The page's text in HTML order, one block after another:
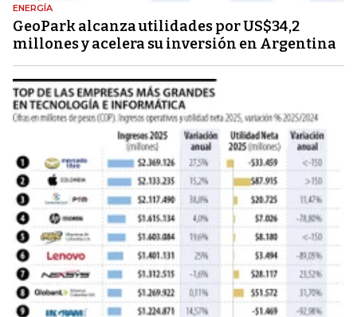
ENERGÍA
GeoPark alcanza utilidades por US$34,2
millones y acelera su inversión en Argentina